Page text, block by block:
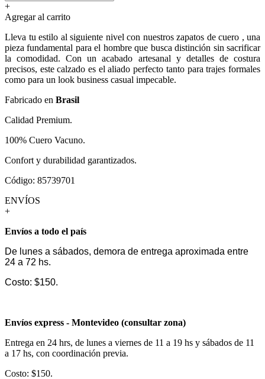
+
Agregar al carrito
Lleva tu estilo al siguiente nivel con nuestros zapatos de cuero , una
pieza fundamental para el hombre que busca distinción sin sacrificar
la comodidad. Con un acabado artesanal y detalles de costura
precisos, este calzado es el aliado perfecto tanto para trajes formales
como para un look business casual impecable.
Fabricado en Brasil
Calidad Premium.
100% Cuero Vacuno.
Confort y durabilidad garantizados.
Código: 85739701
ENVÍOS
+
Envíos a todo el país
De lunes a sábados, demora de entrega aproximada entre
24 a 72 hs.
Costo: $150.
Envíos express - Montevideo (consultar zona)
Entrega en 24 hrs, de lunes a viernes de 11 a 19 hs y sábados de 11
a 17 hs, con coordinación previa.
Costo: $150.